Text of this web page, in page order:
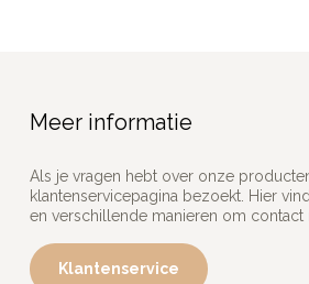
Meer informatie
Als je vragen hebt over onze
klantenservicepagina bezoekt. Hier
en verschillende manieren om contact
Klantenservice